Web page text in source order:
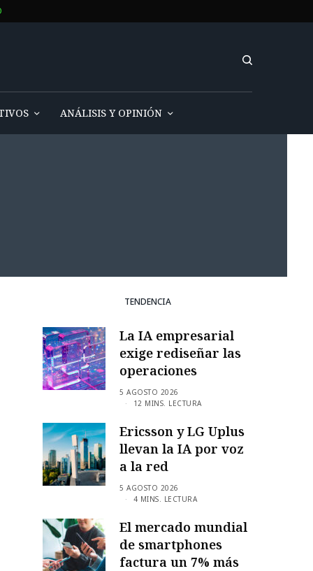
ANÁLISIS Y OPINIÓN
TENDENCIA
La IA empresarial
exige rediseñar las
operaciones
5 AGOSTO 2026
12 MINS. LECTURA
Ericsson y LG Uplus
llevan la IA por voz
a la red
5 AGOSTO 2026
4 MINS. LECTURA
El mercado mundial
de smartphones
factura un 7% más